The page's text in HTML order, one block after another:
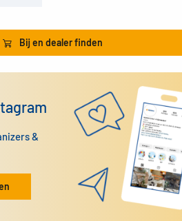
Bij en dealer finden
&